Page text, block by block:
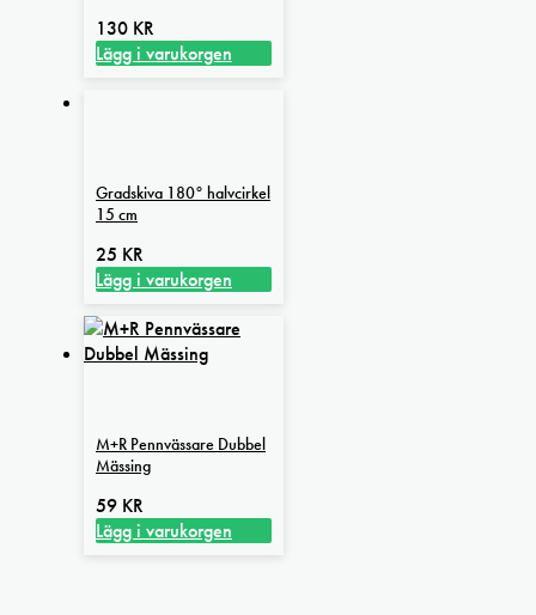
130 KR
Lägg i varukorgen
Gradskiva 180° halvcirkel
15 cm
25 KR
Lägg i varukorgen
M+R Pennvässare Dubbel
Mässing
59 KR
Lägg i varukorgen